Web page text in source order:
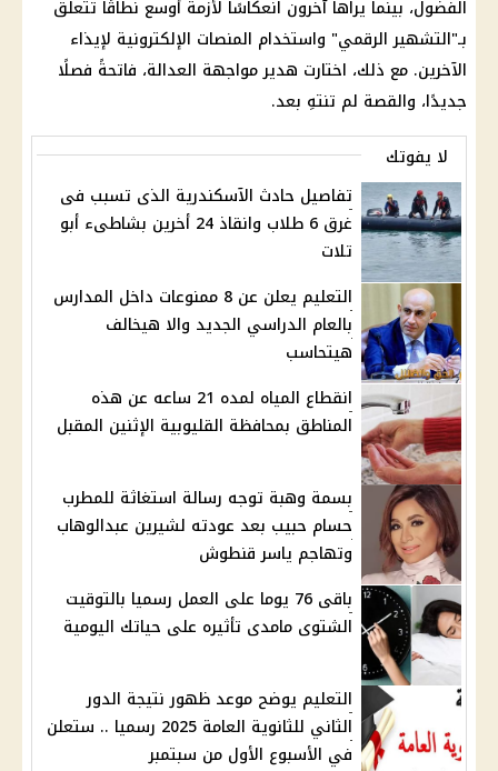
الفضول، بينما يراها آخرون انعكاسًا لأزمة أوسع نطاقًا تتعلق
بـ"التشهير الرقمي" واستخدام المنصات الإلكترونية لإيذاء
الآخرين. مع ذلك، اختارت هدير مواجهة العدالة، فاتحةً فصلًا
جديدًا، والقصة لم تنتهِ بعد.
لا يفوتك
تفاصيل حادث الآسكندرية الذى تسبب فى
غرق 6 طلاب وانقاذ 24 أخرين بشاطىء أبو
تلات
التعليم يعلن عن 8 ممنوعات داخل المدارس
بالعام الدراسي الجديد والا هيخالف
هيتحاسب
انقطاع المياه لمده 21 ساعه عن هذه
المناطق بمحافظة القليوبية الإثنين المقبل
بسمة وهبة توجه رسالة استغاثة للمطرب
حسام حبيب بعد عودته لشيرين عبدالوهاب
وتهاجم ياسر قنطوش
باقى 76 يوما على العمل رسميا بالتوقيت
الشتوى مامدى تأثيره على حياتك اليومية
التعليم يوضح موعد ظهور نتيجة الدور
الثاني للثانوية العامة 2025 رسميا .. ستعلن
في الأسبوع الأول من سبتمبر